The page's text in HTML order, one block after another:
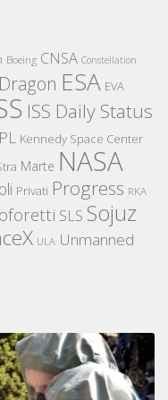
Boeing CNSA Constellation
Dragon ESA EVA
ISS Daily Status
Kennedy Space Center
Marte NASA
Privati Progress RKA
SLS Sojuz
ULA Unmanned